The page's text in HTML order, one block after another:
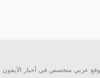
عربي متخصص في أخبار الآيفون